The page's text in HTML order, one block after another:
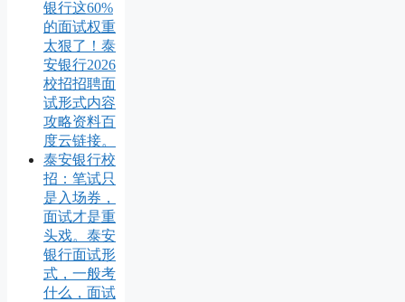
银行这60%
的面试权重
太狠了！泰
安银行2026
校招招聘面
试形式内容
攻略资料百
度云链接。
泰安银行校
招：笔试只
是入场券，
面试才是重
头戏。泰安
银行面试形
式，一般考
什么，面试